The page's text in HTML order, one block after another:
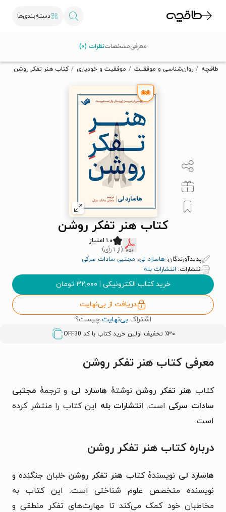
دسته‌بندی‌ها
تخفیف از طاقچه دریافت کن.
طاقچه روان‌شناسی و موفقیت موفقیت و خودیاری کتاب هنر تفکر روشن
کتاب هنر تفکر روشن
۱.۰ امتیاز
(از ۱ رأی)
پدیدآورندگان: هاسارد لی، مجتبی سادات سرکی
انتشارات: انتشارات بله
خرید کتاب الکترونیکی | ۳۲,۰۰۰ تومان
دریافت از بی‌نهایت
اشتراک بی‌نهایت چیست؟
٪۳۰ تخفیف اولین خرید کتاب با کد OFF30
معرفیمشخصاتنظرات (۰)
معرفی کتاب هنر تفکر روشن
کتابهنر تفکر روشن نوشتهٔ هاسارد لی و ترجمهٔ مجتبی
سادات سرکی است. انتشارات بله این کتاب را منتشر کرده
است.
درباره کتاب هنر تفکر روشن
هاسارد لی نویسندهٔ کتاب هنر تفکر روشن خلبان جنگنده و
نویسنده متخصص علوم شناختی است. این کتاب به
مخاطبان خود کمک می‌کند تا مهارت‌های تفکر منطقی و